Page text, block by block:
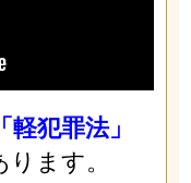
「軽犯罪法」
ます。